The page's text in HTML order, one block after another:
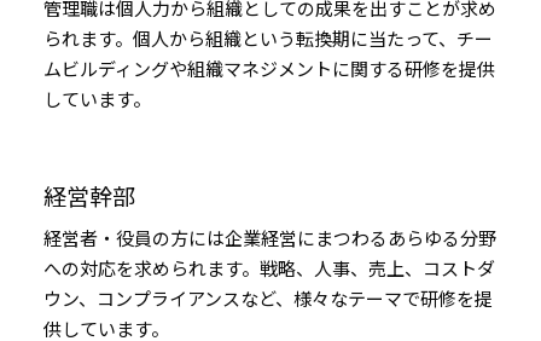
管理職は個人力から組織としての成果を出すことが求め
られます。個人から組織という転換期に当たって、チー
ムビルディングや組織マネジメントに関する研修を提供
しています。
経営幹部
経営者・役員の方には企業経営にまつわるあらゆる分野
への対応を求められます。戦略、人事、売上、コストダ
ウン、コンプライアンスなど、様々なテーマで研修を提
供しています。